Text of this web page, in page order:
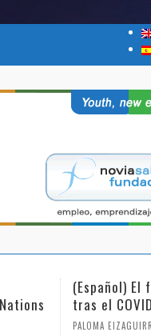
(Español)
tras el
PALOMA